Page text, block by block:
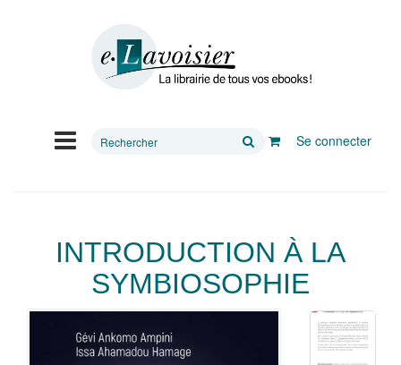
Rechercher
Se connecter
INTRODUCTION À LA
SYMBIOSOPHIE